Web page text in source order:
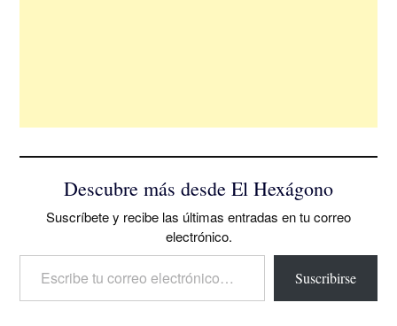
Descubre más desde El Hexágono
Suscríbete y recibe las últimas entradas en tu correo
electrónico.
Escribe tu correo electrónico…
Suscribirse